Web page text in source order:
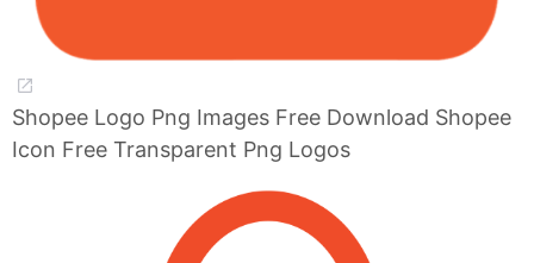
Shopee Logo Png Images Free Download Shopee
Icon Free Transparent Png Logos